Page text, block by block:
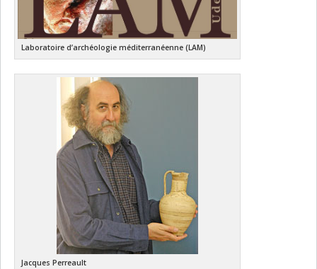
Laboratoire d’archéologie méditerranéenne (LAM)
Jacques Perreault